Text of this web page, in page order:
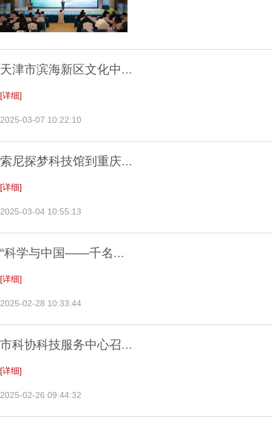
天津市滨海新区文化中...
[详细]
2025-03-07 10:22:10
索尼探梦科技馆到重庆...
[详细]
2025-03-04 10:55:13
“科学与中国——千名...
[详细]
2025-02-28 10:33:44
市科协科技服务中心召...
[详细]
2025-02-26 09:44:32